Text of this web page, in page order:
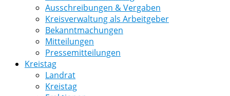
Ausschreibungen & Vergaben
Kreisverwaltung als Arbeitgeber
Bekanntmachungen
Mitteilungen
Pressemitteilungen
Kreistag
Landrat
Kreistag